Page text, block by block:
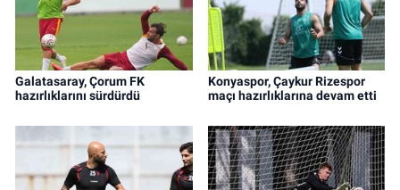
Galatasaray, Çorum FK
hazırlıklarını sürdürdü
Konyaspor, Çaykur Rizespor
maçı hazırlıklarına devam etti